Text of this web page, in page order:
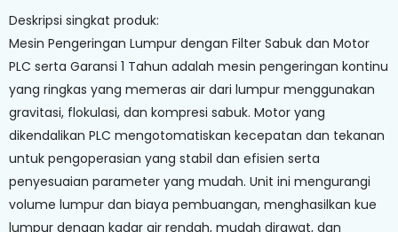
Deskripsi singkat produk:
Mesin Pengeringan Lumpur dengan Filter Sabuk dan Motor
PLC serta Garansi 1 Tahun adalah mesin pengeringan kontinu
yang ringkas yang memeras air dari lumpur menggunakan
gravitasi, flokulasi, dan kompresi sabuk. Motor yang
dikendalikan PLC mengotomatiskan kecepatan dan tekanan
untuk pengoperasian yang stabil dan efisien serta
penyesuaian parameter yang mudah. ​​Unit ini mengurangi
volume lumpur dan biaya pembuangan, menghasilkan kue
lumpur dengan kadar air rendah, mudah dirawat, dan